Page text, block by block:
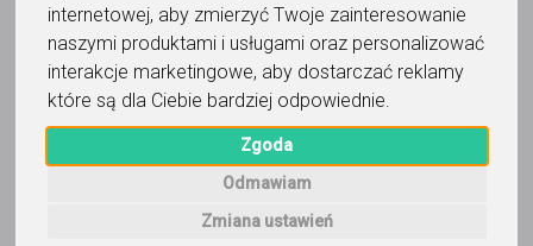
internetowej, aby zmierzyć Twoje zainteresowanie
naszymi produktami i usługami oraz personalizować
interakcje marketingowe, aby dostarczać reklamy
które są dla Ciebie bardziej odpowiednie.
Zgoda
Odmawiam
Zmiana ustawień
Akademickie Centrum Agata